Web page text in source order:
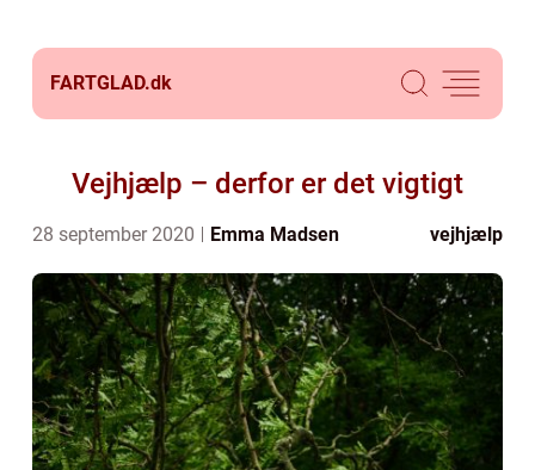
FARTGLAD.dk
Vejhjælp – derfor er det vigtigt
28 september 2020 Emma Madsen vejhjælp